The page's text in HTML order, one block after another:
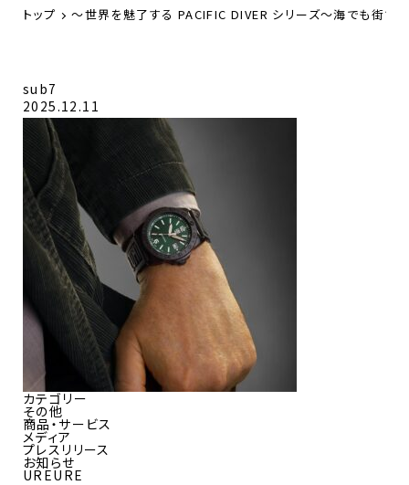
トップ ～世界を魅了する PACIFIC DIVER シリーズ～海でも街で
sub7
2025.12.11
カテゴリー
その他
商品・サービス
メディア
プレスリリース
お知らせ
UREURE